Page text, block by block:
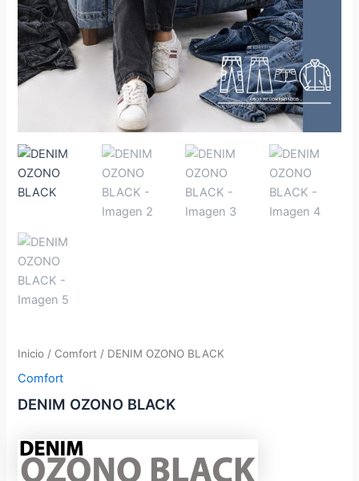
Inicio / Comfort / DENIM OZONO BLACK
Comfort
DENIM OZONO BLACK